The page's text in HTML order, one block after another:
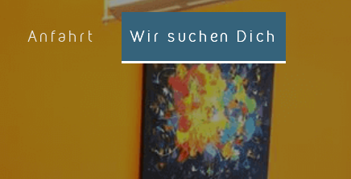
Anfahrt Wir suchen Dich